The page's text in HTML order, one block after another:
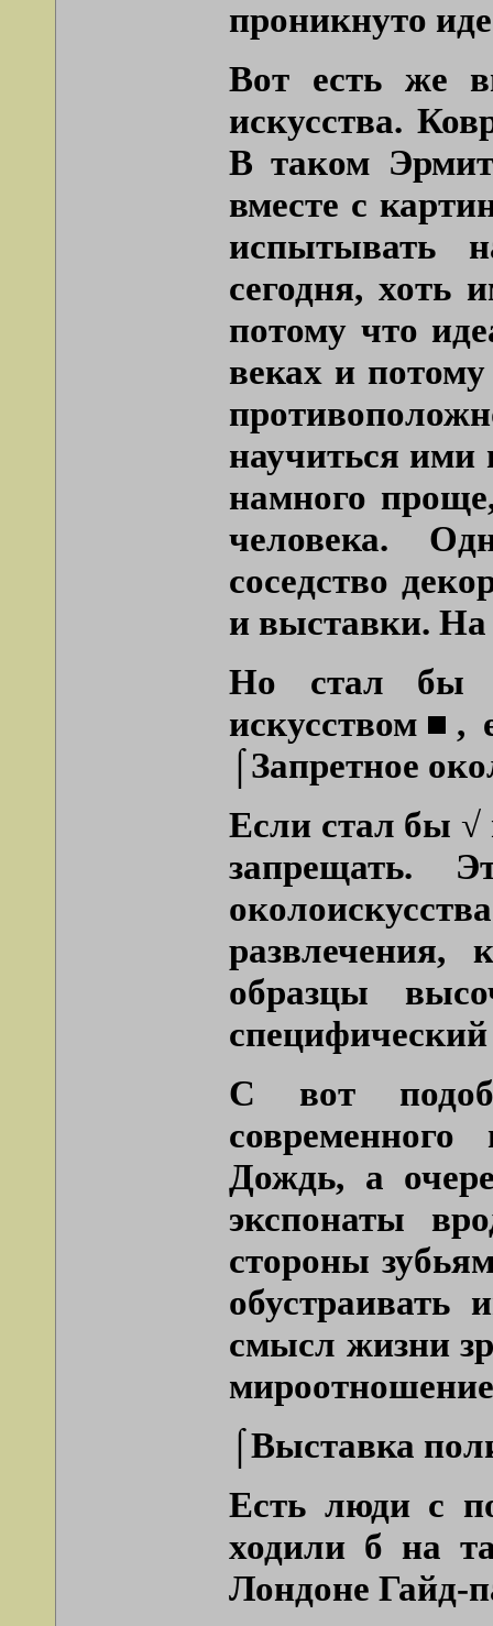
проникнуто
Вот есть же
искусства.
В таком
вместе с
испытывать
сегодня, хоть
потому что
веках и
научиться ими
намного
человека.
соседство
и выставки.
Но стал бы
искусством■,
⌠Запретное
Если стал бы √
запрещать.
образцы
специфический
С вот
Дождь, а
экспонаты
стороны
обустраивать
смысл жизни
⌠Выставка
Есть люди с
ходили б на
Лондоне Гайд-